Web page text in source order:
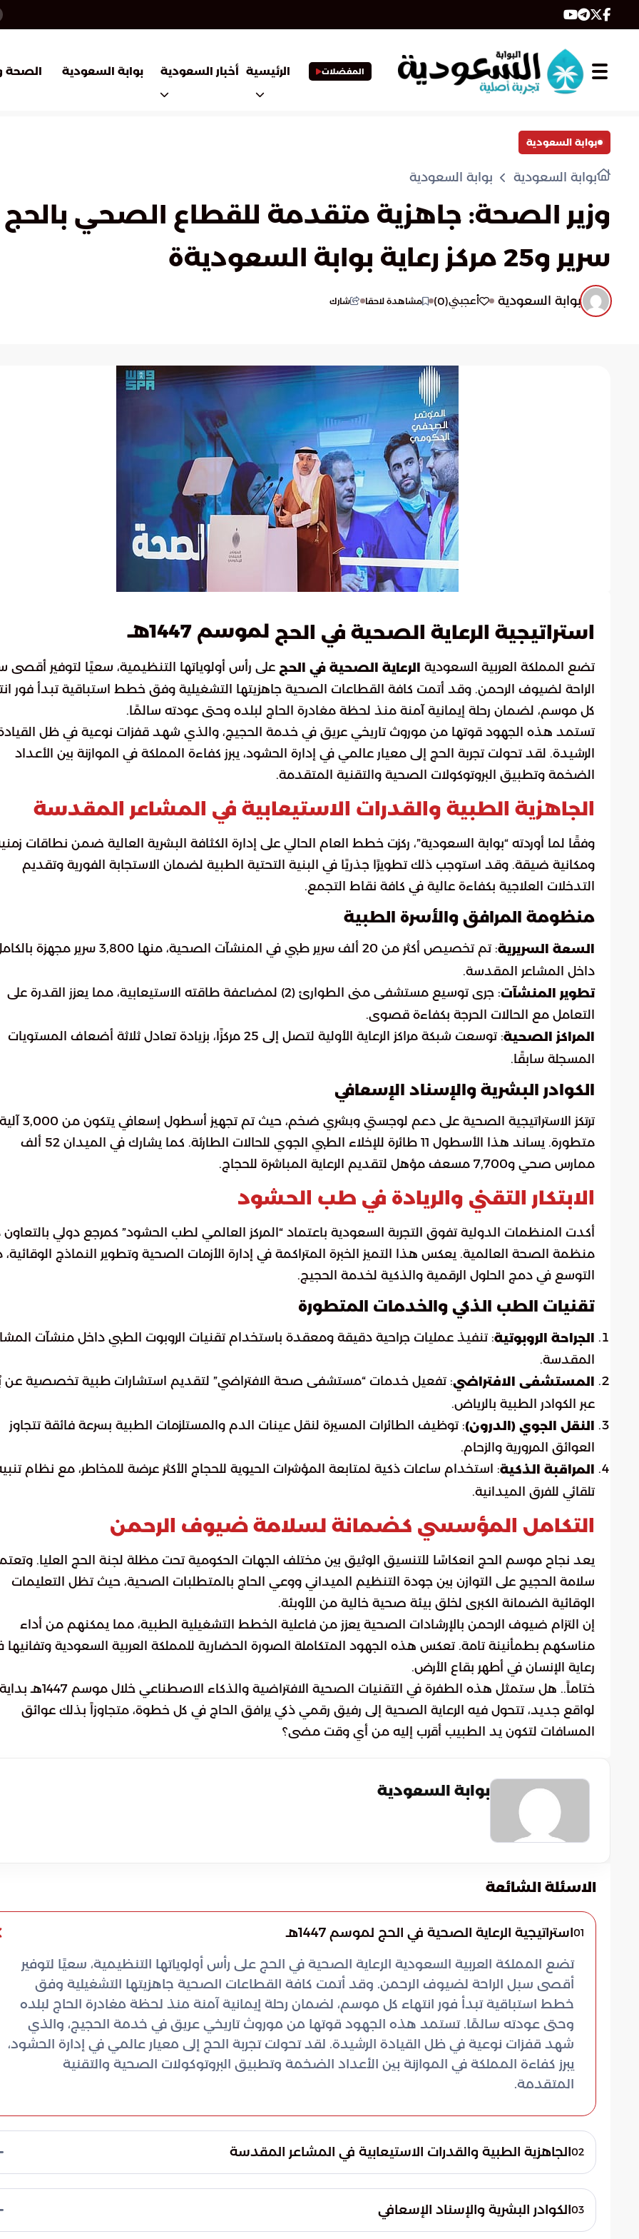
المفضلات الرئيسية أخبار السعودية بوابة السعودية الصحة
بوابة السعودية
بوابة السعودية بوابة السعودية
سرير و25 مركز رعاية بوابة السعوديةة
بوابة السعودية أعجبني(
0
) مشاهدة لاحقا شارك
استراتيجية الرعاية الصحية في الحج لموسم 1447هـ
تضع المملكة العربية السعودية الرعاية الصحية في الحج على رأس أولوياتها التنظيمية، سعيًا لتوفير أقصى
الراحة لضيوف الرحمن. وقد أتمت كافة القطاعات الصحية جاهزيتها التشغيلية وفق خطط استباقية تبدأ فور
كل موسم، لضمان رحلة إيمانية آمنة منذ لحظة مغادرة الحاج لبلده وحتى عودته سالمًا.
تستمد هذه الجهود قوتها من موروث تاريخي عريق في خدمة الحجيج، والذي شهد قفزات نوعية في ظل
الرشيدة. لقد تحولت تجربة الحج إلى معيار عالمي في إدارة الحشود، يبرز كفاءة المملكة في الموازنة بين الأعداد
الضخمة وتطبيق البروتوكولات الصحية والتقنية المتقدمة.
الجاهزية الطبية والقدرات الاستيعابية في المشاعر المقدسة
وفقًا لما أوردته “بوابة السعودية”، ركزت خطط العام الحالي على إدارة الكثافة البشرية العالية ضمن نطاقات
ومكانية ضيقة. وقد استوجب ذلك تطويرًا جذريًا في البنية التحتية الطبية لضمان الاستجابة الفورية وتقديم
التدخلات العلاجية بكفاءة عالية في كافة نقاط التجمع.
منظومة المرافق والأسرة الطبية
السعة السريرية
: تم تخصيص أكثر من 20 ألف سرير طبي في المنشآت الصحية، منها 3,800 سرير مجهزة
داخل المشاعر المقدسة.
تطوير المنشآت
: جرى توسيع مستشفى منى الطوارئ (2) لمضاعفة طاقته الاستيعابية، مما يعزز القدرة على
التعامل مع الحالات الحرجة بكفاءة قصوى.
المراكز الصحية
: توسعت شبكة مراكز الرعاية الأولية لتصل إلى 25 مركزًا، بزيادة تعادل ثلاثة أضعاف المستويات
المسجلة سابقًا.
الكوادر البشرية والإسناد الإسعافي
ترتكز الاستراتيجية الصحية على دعم لوجستي وبشري ضخم، حيث تم تجهيز أسطول إسعافي يتكون من 3,000 آلية
متطورة. يساند هذا الأسطول 11 طائرة للإخلاء الطبي الجوي للحالات الطارئة. كما يشارك في الميدان 52 ألف
ممارس صحي و7,700 مسعف مؤهل لتقديم الرعاية المباشرة للحجاج.
الابتكار التقني والريادة في طب الحشود
أكدت المنظمات الدولية تفوق التجربة السعودية باعتماد “المركز العالمي لطب الحشود” كمرجع دولي
منظمة الصحة العالمية. يعكس هذا التميز الخبرة المتراكمة في إدارة الأزمات الصحية وتطوير النماذج
التوسع في دمج الحلول الرقمية والذكية لخدمة الحجيج.
تقنيات الطب الذكي والخدمات المتطورة
الجراحة الروبوتية: تنفيذ عمليات جراحية دقيقة ومعقدة باستخدام تقنيات الروبوت الطبي داخل منشآت
المقدسة.
المستشفى الافتراضي: تفعيل خدمات “مستشفى صحة الافتراضي” لتقديم استشارات طبية تخصصية عن
عبر الكوادر الطبية بالرياض.
النقل الجوي (الدرون): توظيف الطائرات المسيرة لنقل عينات الدم والمستلزمات الطبية بسرعة فائقة تتجاوز
العوائق المرورية والزحام.
المراقبة الذكية: استخدام ساعات ذكية لمتابعة المؤشرات الحيوية للحجاج الأكثر عرضة للمخاطر، مع نظام
تلقائي للفرق الميدانية.
التكامل المؤسسي كضمانة لسلامة ضيوف الرحمن
يعد نجاح موسم الحج انعكاسًا للتنسيق الوثيق بين مختلف الجهات الحكومية تحت مظلة لجنة الحج العليا.
سلامة الحجيج على التوازن بين جودة التنظيم الميداني ووعي الحاج بالمتطلبات الصحية، حيث تظل التعليمات
الوقائية الضمانة الكبرى لخلق بيئة صحية خالية من الأوبئة.
إن التزام ضيوف الرحمن بالإرشادات الصحية يعزز من فاعلية الخطط التشغيلية الطبية، مما يمكنهم من أداء
مناسكهم بطمأنينة تامة. تعكس هذه الجهود المتكاملة الصورة الحضارية للمملكة العربية السعودية وتفانيها
رعاية الإنسان في أطهر بقاع الأرض.
ختاماً.. هل ستمثل هذه الطفرة في التقنيات الصحية الافتراضية والذكاء الاصطناعي خلال موسم 1447هـ بداية
لواقع جديد، تتحول فيه الرعاية الصحية إلى رفيق رقمي ذكي يرافق الحاج في كل خطوة، متجاوزاً بذلك عوائق
المسافات لتكون يد الطبيب أقرب إليه من أي وقت مضى؟
بوابة السعودية
الاسئلة الشائعة
01استراتيجية الرعاية الصحية في الحج لموسم 1447هـ
تضع المملكة العربية السعودية الرعاية الصحية في الحج على رأس أولوياتها التنظيمية، سعيًا لتوفير
أقصى سبل الراحة لضيوف الرحمن. وقد أتمت كافة القطاعات الصحية جاهزيتها التشغيلية وفق
خطط استباقية تبدأ فور انتهاء كل موسم، لضمان رحلة إيمانية آمنة منذ لحظة مغادرة الحاج لبلده
وحتى عودته سالمًا. تستمد هذه الجهود قوتها من موروث تاريخي عريق في خدمة الحجيج، والذي
شهد قفزات نوعية في ظل القيادة الرشيدة. لقد تحولت تجربة الحج إلى معيار عالمي في إدارة الحشود،
يبرز كفاءة المملكة في الموازنة بين الأعداد الضخمة وتطبيق البروتوكولات الصحية والتقنية
المتقدمة.
02الجاهزية الطبية والقدرات الاستيعابية في المشاعر المقدسة
نطاقات زمنية ومكانية ضيقة. وقد استوجب ذلك تطويرًا جذريًا في البنية التحتية الطبية لضمان
الاستجابة الفورية وتقديم التدخلات العلاجية بكفاءة عالية في كافة نقاط التجمع.
03الكوادر البشرية والإسناد الإسعافي